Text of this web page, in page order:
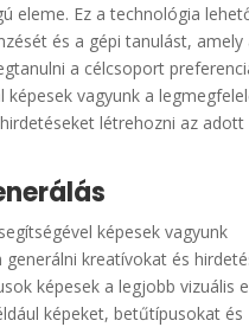
eleme. Ez a technológia
és a gépi tanulást, amely
a célcsoport
képesek vagyunk a
létrehozni az adott
képesek vagyunk
kreatívokat és
képesek a legjobb vizuális
képeket, betűtípusokat és